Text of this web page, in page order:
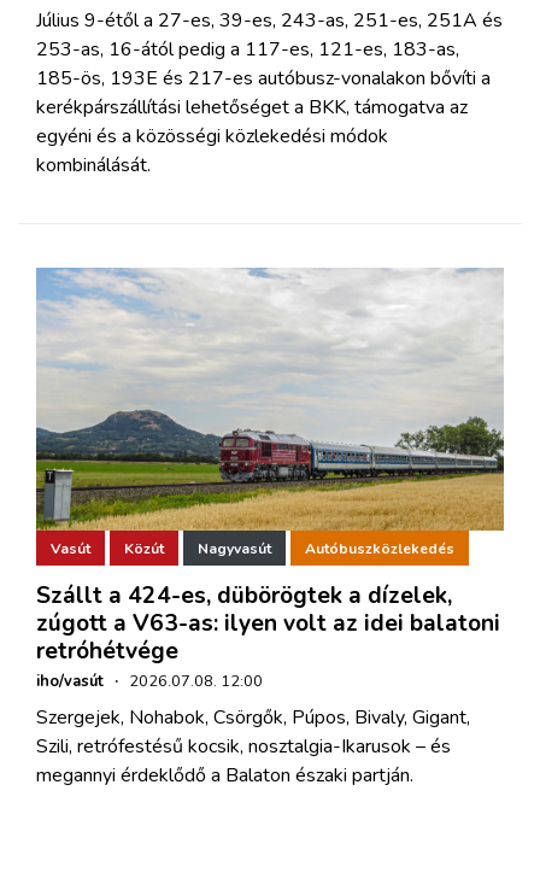
Július 9-étől a 27-es, 39-es, 243-as, 251-es, 251A és
253-as, 16-ától pedig a 117-es, 121-es, 183-as,
185-ös, 193E és 217-es autóbusz-vonalakon bővíti a
kerékpárszállítási lehetőséget a BKK, támogatva az
egyéni és a közösségi közlekedési módok
kombinálását.
Vasút Közút Nagyvasút Autóbuszközlekedés
Szállt a 424-es, dübörögtek a dízelek,
zúgott a V63-as: ilyen volt az idei balatoni
retróhétvége
iho/vasút · 2026.07.08. 12:00
Szergejek, Nohabok, Csörgők, Púpos, Bivaly, Gigant,
Szili, retrófestésű kocsik, nosztalgia-Ikarusok – és
megannyi érdeklődő a Balaton északi partján.